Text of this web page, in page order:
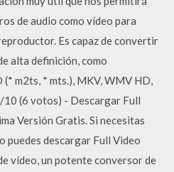
de audio como vídeo para
Es capaz de convertir
alta definición, como
m2ts, * mts.), MKV, WMV HD,
(6 votos) - Descargar Full
Versión Gratis. Si necesitas
puedes descargar Full Video
vídeo, un potente conversor de